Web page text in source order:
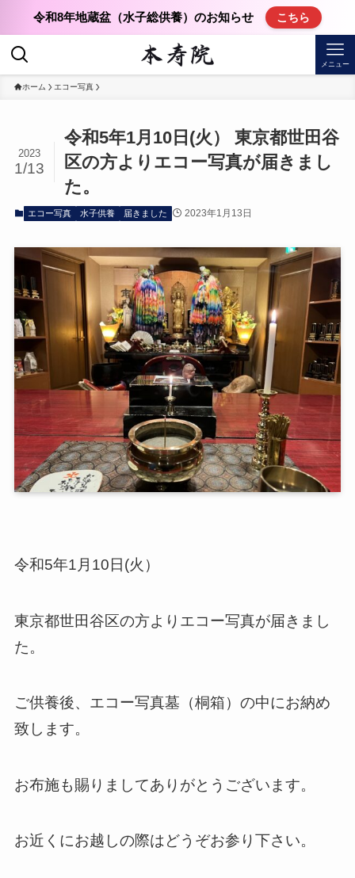
令和8年地蔵盆（水子総供養）のお知らせ こちら
メニュー
ホーム エコー写真
令和5年1月10日(火） 東京都世田谷
区の方よりエコー写真が届きまし
た。
2023
1/13
エコー写真 水子供養 届きました 2023年1月13日
令和5年1月10日(火）
東京都世田谷区の方よりエコー写真が届きまし
た。
ご供養後、エコー写真墓（桐箱）の中にお納め
致します。
お布施も賜りましてありがとうございます。
お近くにお越しの際はどうぞお参り下さい。